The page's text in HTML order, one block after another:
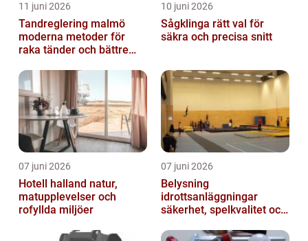
11 juni 2026
Tandreglering malmö
moderna metoder för
raka tänder och bättre
10 juni 2026
Sågklinga rätt val för
säkra och precisa snitt
07 juni 2026
Hotell halland natur,
matupplevelser och
rofyllda miljöer
07 juni 2026
Belysning
idrottsanläggningar
säkerhet, spelkvalitet och